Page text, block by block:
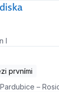
I
prvními
Pardubice –